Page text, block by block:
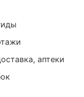
аптеки